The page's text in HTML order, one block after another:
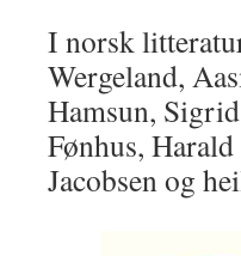
I norsk
Wergeland,
Hamsun,
Fønhus,
Jacobsen og